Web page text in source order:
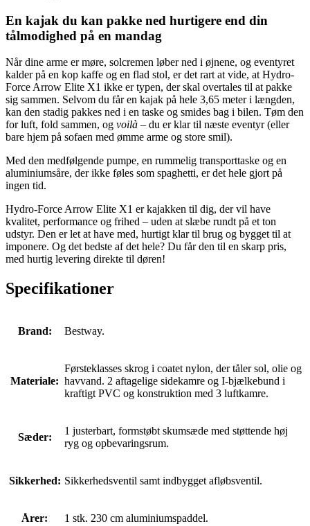
En kajak du kan pakke ned hurtigere end din
tålmodighed på en mandag
Når dine arme er møre, solcremen løber ned i øjnene, og eventyret
kalder på en kop kaffe og en flad stol, er det rart at vide, at Hydro-
Force Arrow Elite X1 ikke er typen, der skal overtales til at pakke
sig sammen. Selvom du får en kajak på hele 3,65 meter i længden,
kan den stadig pakkes ned i en taske og smides bag i bilen. Tøm den
for luft, fold sammen, og voilà – du er klar til næste eventyr (eller
bare hjem på sofaen med ømme arme og store smil).
Med den medfølgende pumpe, en rummelig transporttaske og en
aluminiumsåre, der ikke føles som spaghetti, er det hele gjort på
ingen tid.
Hydro-Force Arrow Elite X1 er kajakken til dig, der vil have
kvalitet, performance og frihed – uden at slæbe rundt på et ton
udstyr. Den er let at have med, hurtigt klar til brug og bygget til at
imponere. Og det bedste af det hele? Du får den til en skarp pris,
med hurtig levering direkte til døren!
Specifikationer
Brand: Bestway.
Materiale:
Førsteklasses skrog i coatet nylon, der tåler sol, olie og
havvand. 2 aftagelige sidekamre og I-bjælkebund i
kraftigt PVC og konstruktion med 3 luftkamre.
Sæder:
1 justerbart, formstøbt skumsæde med støttende høj
ryg og opbevaringsrum.
Sikkerhed: Sikkerhedsventil samt indbygget afløbsventil.
Årer: 1 stk. 230 cm aluminiumspaddel.